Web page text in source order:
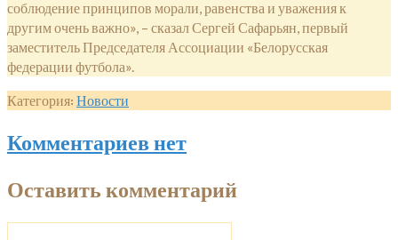
соблюдение принципов морали, равенства и уважения к
другим очень важно», – сказал Сергей Сафарьян, первый
заместитель Председателя Ассоциации «Белорусская
федерации футбола».
Категория: Новости
Комментариев нет
Оставить комментарий